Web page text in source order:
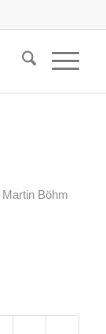
Martin Böhm